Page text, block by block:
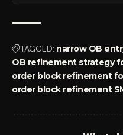
TAGGED: narrow OB
OB refinement strategy
order block refinement
order block refinement